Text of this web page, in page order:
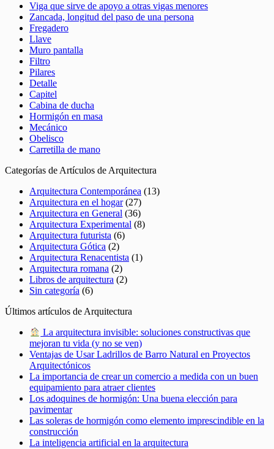
Viga que sirve de apoyo a otras vigas menores
Zancada, longitud del paso de una persona
Fregadero
Llave
Muro pantalla
Filtro
Pilares
Detalle
Capitel
Cabina de ducha
Hormigón en masa
Mecánico
Obelisco
Carretilla de mano
Categorías de Artículos de Arquitectura
Arquitectura Contemporánea (13)
Arquitectura en el hogar(27)
Arquitectura en General (36)
Arquitectura Experimental (8)
Arquitectura futurista (6)
Arquitectura Gótica (2)
Arquitectura Renacentista (1)
Arquitectura romana (2)
Libros de arquitectura (2)
Sin categoría (6)
Últimos artículos de Arquitectura
La arquitectura invisible: soluciones constructivas que
mejoran tu vida (y no se ven)
Ventajas de Usar Ladrillos de Barro Natural en Proyectos
Arquitectónicos
La importancia de crear un comercio a medida con un buen
equipamiento para atraer clientes
Los adoquines de hormigón: Una buena elección para
pavimentar
Las soleras de hormigón como elemento imprescindible en la
construcción
La inteligencia artificial en la arquitectura